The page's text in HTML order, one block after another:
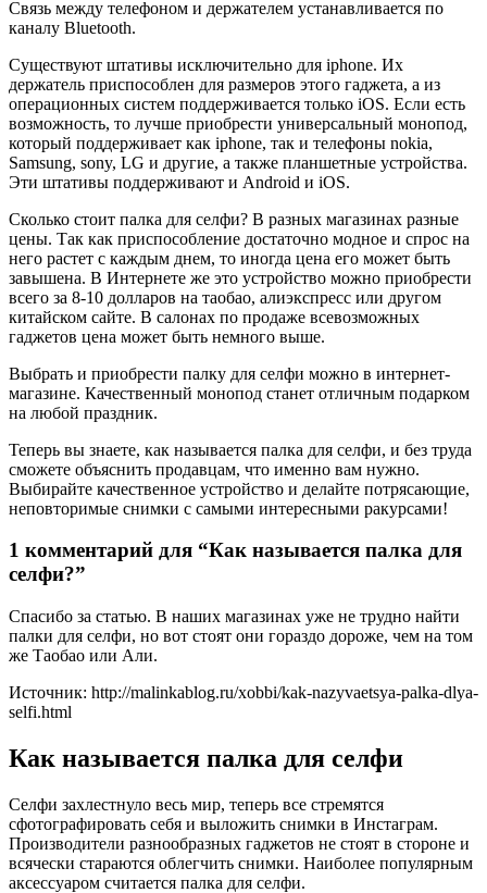
Связь между телефоном и держателем устанавливается по
каналу Bluetooth.
Существуют штативы исключительно для iphone. Их
держатель приспособлен для размеров этого гаджета, а из
операционных систем поддерживается только iOS. Если есть
возможность, то лучше приобрести универсальный монопод,
который поддерживает как iphone, так и телефоны nokia,
Samsung, sony, LG и другие, а также планшетные устройства.
Эти штативы поддерживают и Android и iOS.
Сколько стоит палка для селфи? В разных магазинах разные
цены. Так как приспособление достаточно модное и спрос на
него растет с каждым днем, то иногда цена его может быть
завышена. В Интернете же это устройство можно приобрести
всего за 8-10 долларов на таобао, алиэкспресс или другом
китайском сайте. В салонах по продаже всевозможных
гаджетов цена может быть немного выше.
Выбрать и приобрести палку для селфи можно в интернет-
магазине. Качественный монопод станет отличным подарком
на любой праздник.
Теперь вы знаете, как называется палка для селфи, и без труда
сможете объяснить продавцам, что именно вам нужно.
Выбирайте качественное устройство и делайте потрясающие,
неповторимые снимки с самыми интересными ракурсами!
1 комментарий для “Как называется палка для
селфи?”
Спасибо за статью. В наших магазинах уже не трудно найти
палки для селфи, но вот стоят они гораздо дороже, чем на том
же Таобао или Али.
Источник: http://malinkablog.ru/xobbi/kak-nazyvaetsya-palka-dlya-
selfi.html
Как называется палка для селфи
Селфи захлестнуло весь мир, теперь все стремятся
сфотографировать себя и выложить снимки в Инстаграм.
Производители разнообразных гаджетов не стоят в стороне и
всячески стараются облегчить снимки. Наиболее популярным
аксессуаром считается палка для селфи.